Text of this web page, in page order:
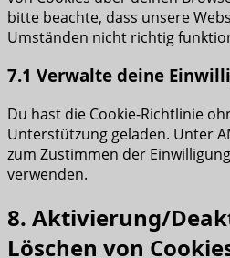
bitte beachte, dass unsere
Umständen nicht richtig
7.1 Verwalte deine
Du hast die Cookie-Richtlinie
Unterstützung geladen. Unter
zum Zustimmen der
verwenden.
8. Aktivierung/
Löschen von